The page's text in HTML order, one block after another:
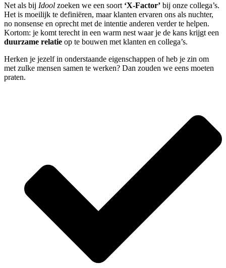
Net als bij Idool zoeken we een soort ‘X-Factor’ bij onze collega’s.
Het is moeilijk te definiëren, maar klanten ervaren ons als nuchter,
no nonsense en oprecht met de intentie anderen verder te helpen.
Kortom: je komt terecht in een warm nest waar je de kans krijgt een
duurzame relatie op te bouwen met klanten en collega’s.
Herken je jezelf in onderstaande eigenschappen of heb je zin om
met zulke mensen samen te werken? Dan zouden we eens moeten
praten.